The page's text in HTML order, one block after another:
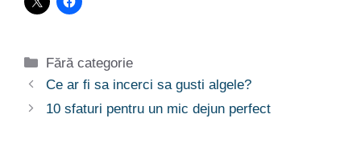
Categorii
Fără categorie
Ce ar fi sa incerci sa gusti algele?
10 sfaturi pentru un mic dejun perfect